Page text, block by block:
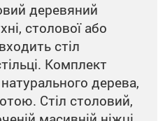
деревяний
столової або
стіл
Комплект
дерева,
Стіл столовий,